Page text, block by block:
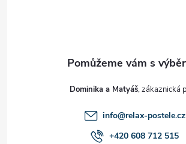
Dominika a Matyáš
info@relax-postele.cz
+420 608 712 515